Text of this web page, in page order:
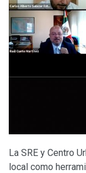
La SRE y Centro
local como